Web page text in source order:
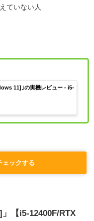
ていない人
11]｣の実機レビュー - i5-
ェックする
【i5-12400F/RTX